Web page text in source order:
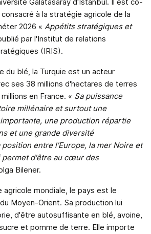
à la stratégie agricole de la
2026 « Appétits stratégiques et
par l'Institut de relations
(IRIS).
du blé, la Turquie est un acteur
ses 38 millions d'hectares de terres
en France. « Sa puissance
millénaire et surtout une
une production répartie
et une grande diversité
position entre l'Europe, la mer Noire et
permet d'être au cœur des
Bilener.
agricole mondiale, le pays est le
Moyen-Orient. Sa production lui
d'être autosuffisante en blé, avoine,
et pomme de terre. Elle importe